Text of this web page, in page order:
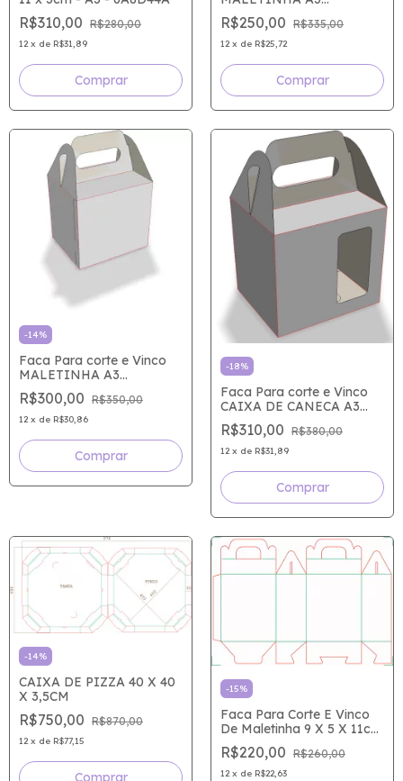
R$310,00 R$280,00
12 x de R$31,89
146X120X175MM
-336D7A0
R$250,00 R$335,00
12 x de R$25,72
-14%
Faca Para corte e Vinco
MALETINHA A3
11X9X10CM - 336D7A9
R$300,00 R$350,00
12 x de R$30,86
-18%
Faca Para corte e Vinco
CAIXA DE CANECA A3
11X9X10CM - 336D7A8
R$310,00 R$380,00
12 x de R$31,89
-14%
CAIXA DE PIZZA 40 X 40
X 3,5CM
R$750,00 R$870,00
12 x de R$77,15
-15%
Faca Para Corte E Vinco
De Maletinha 9 X 5 X 11cm
- 4C9E2CA
R$220,00 R$260,00
12 x de R$22,63